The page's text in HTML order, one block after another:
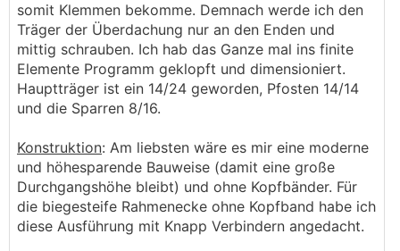
somit Klemmen bekomme. Demnach werde ich den
Träger der Überdachung nur an den Enden und
mittig schrauben. Ich hab das Ganze mal ins finite
Elemente Programm geklopft und dimensioniert.
Hauptträger ist ein 14/24 geworden, Pfosten 14/14
und die Sparren 8/16.
Konstruktion: Am liebsten wäre es mir eine moderne
und höhesparende Bauweise (damit eine große
Durchgangshöhe bleibt) und ohne Kopfbänder. Für
die biegesteife Rahmenecke ohne Kopfband habe ich
diese Ausführung mit Knapp Verbindern angedacht.